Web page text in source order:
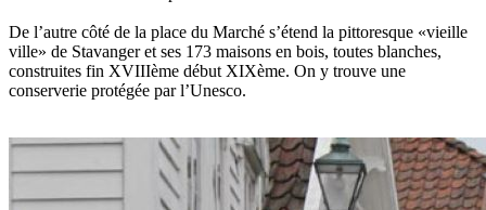
De l’autre côté de la place du Marché s’étend la pittoresque «vieille
ville» de Stavanger et ses 173 maisons en bois, toutes blanches,
construites fin XVIIIème début XIXème. On y trouve une
conserverie protégée par l’Unesco.